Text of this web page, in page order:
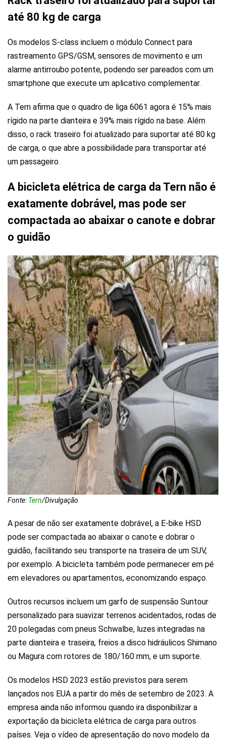
até 80 kg de carga
Os modelos S-class incluem o módulo Connect para
rastreamento GPS/GSM, sensores de movimento e um
alarme antirroubo potente, podendo ser pareados com um
smartphone que execute um aplicativo complementar.
A Tern afirma que o quadro de liga 6061 agora é 15% mais
rígido na parte dianteira e 39% mais rígido na base. Além
disso, o rack traseiro foi atualizado para suportar até 80 kg
de carga, o que abre a possibilidade para transportar até
um passageiro.
A bicicleta elétrica de carga da Tern não é
exatamente dobrável, mas pode ser
compactada ao abaixar o canote e dobrar
o guidão
Fonte: Tern/Divulgação
A pesar de não ser exatamente dobrável, a E-bike HSD
pode ser compactada ao abaixar o canote e dobrar o
guidão, facilitando seu transporte na traseira de um SUV,
por exemplo. A bicicleta também pode permanecer em pé
em elevadores ou apartamentos, economizando espaço.
Outros recursos incluem um garfo de suspensão Suntour
personalizado para suavizar terrenos acidentados, rodas de
20 polegadas com pneus Schwalbe, luzes integradas na
parte dianteira e traseira, freios a disco hidráulicos Shimano
ou Magura com rotores de 180/160 mm, e um suporte.
Os modelos HSD 2023 estão previstos para serem
lançados nos EUA a partir do mês de setembro de 2023. A
empresa ainda não informou quando ira disponibilizar a
exportação da bicicleta elétrica de carga para outros
países. Veja o vídeo de apresentação do novo modelo da